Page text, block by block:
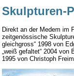
Skulpturen-
Direkt an der Medem im
zeitgenössische
gleichgross“ 1998 von
„weiß gefaltet“ 2004 von
1995 von Christoph